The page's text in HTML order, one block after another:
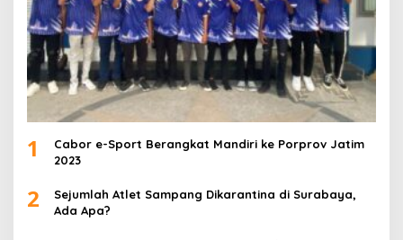
1
Cabor e-Sport Berangkat Mandiri ke Porprov Jatim
2023
2
Sejumlah Atlet Sampang Dikarantina di Surabaya,
Ada Apa?